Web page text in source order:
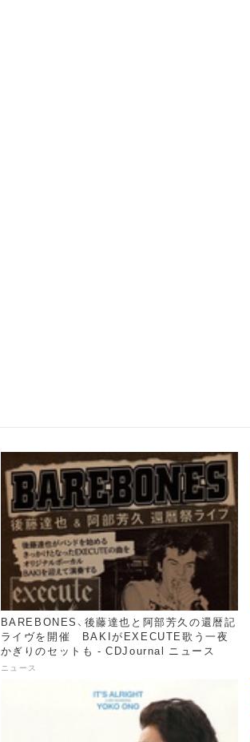
BAREBONES、後藤達也と阿部芳久の還暦記
ライヴを開催 BAKIがEXECUTE歌う一夜
かぎりのセットも - CDJournal ニュース
ニュース